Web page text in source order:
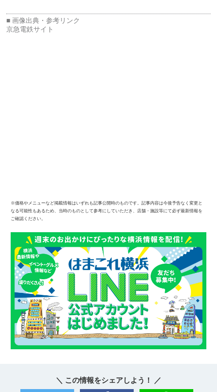
京急電鉄サイト
※価格やメニューなど掲載情報はいずれも記事公開時のものです。記事内容は今後予告なく変更と
なる可能性もあるため、当時のものとして参考にしていただき、店舗・施設等にて必ず最新情報を
ご確認ください。
＼ この情報をシェアしよう！ ／